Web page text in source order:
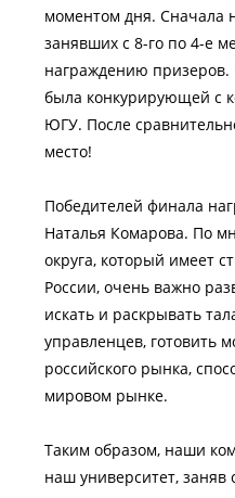
моментом дня. Сначала
занявших с 8-го по 4-е
награждению
была конкурирующей с
ЮГУ. После
место!
Победителей финала
Наталья Комарова. По
округа, который имеет
России, очень важно
искать и раскрывать
управленцев, готовить
российского рынка,
мировом рынке.
Таким образом, наши
наш университет,